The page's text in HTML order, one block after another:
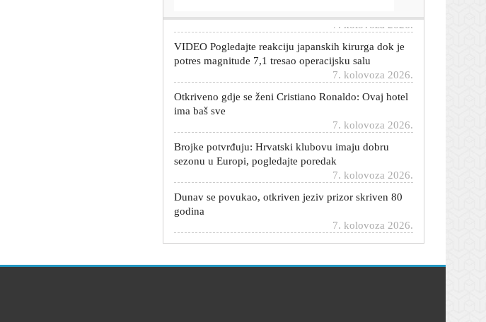
VIDEO Pogledajte reakciju japanskih kirurga dok je
potres magnitude 7,1 tresao operacijsku salu
7. kolovoza 2026.
Otkriveno gdje se ženi Cristiano Ronaldo: Ovaj hotel
ima baš sve
Brojke potvrđuju: Hrvatski klubovu imaju dobru
sezonu u Europi, pogledajte poredak
7. kolovoza 2026.
Dunav se povukao, otkriven jeziv prizor skriven 80
godina
Izgleda kao dizajnerska: Ova Zarina torba košta
manje od 26 eura